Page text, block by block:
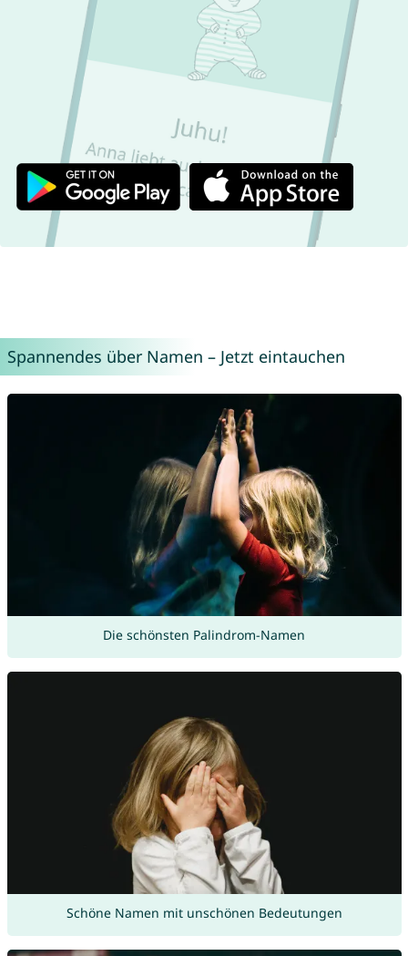
Spannendes über Namen – Jetzt eintauchen
Die schönsten Palindrom-Namen
Schöne Namen mit unschönen Bedeutungen